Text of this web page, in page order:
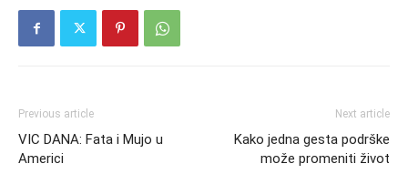
Previous article
VIC DANA: Fata i Mujo u
Americi
Next article
Kako jedna gesta podrške
može promeniti život